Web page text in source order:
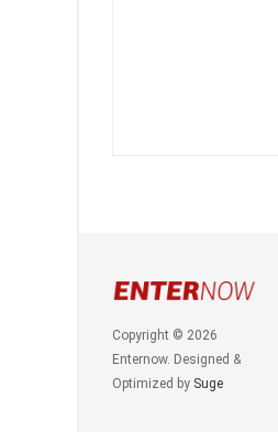
Copyright © 2026
Enternow. Designed &
Optimized by Suge